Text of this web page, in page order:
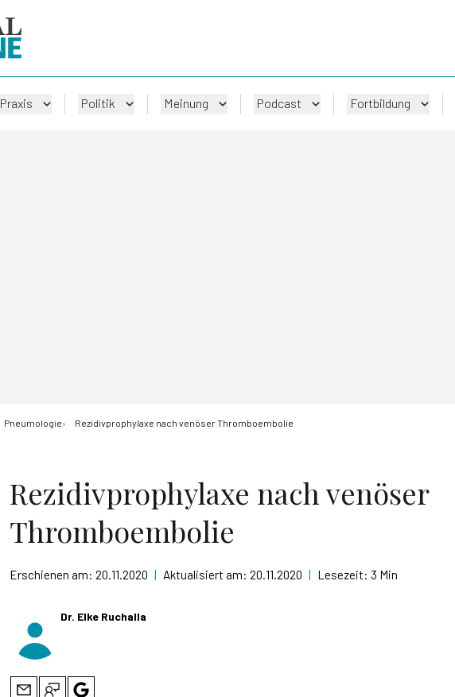
Praxis Politik Meinung Podcast Fortbildung
Pneumologie Rezidivprophylaxe nach venöser Thromboembolie
Rezidivprophylaxe nach venöser
Thromboembolie
Erschienen am: 20.11.2020 | Aktualisiert am: 20.11.2020 | Lesezeit: 3 Min
Dr. Elke Ruchalla